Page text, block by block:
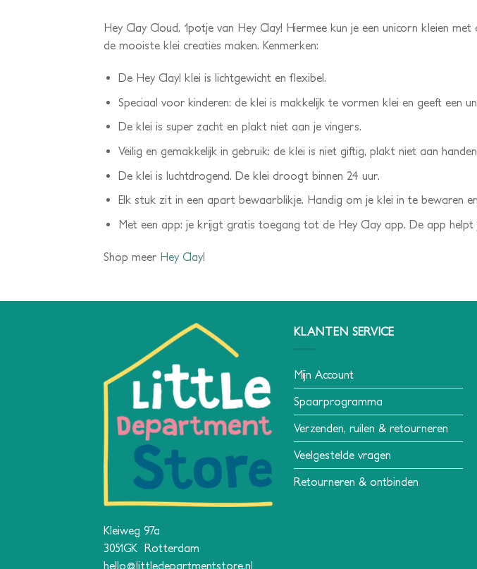
Hey Clay Cloud. 1potje van Hey Clay! Hiermee kun je een unicorn kleien
de mooiste klei creaties maken. Kenmerken:
De Hey Clay! klei is lichtgewicht en flexibel.
Speciaal voor kinderen: de klei is makkelijk te vormen klei en geeft een
De klei is super zacht en plakt niet aan je vingers.
Veilig en gemakkelijk in gebruik: de klei is niet giftig, plakt niet aan
De klei is luchtdrogend. De klei droogt binnen 24 uur.
Elk stuk zit in een apart bewaarblikje. Handig om je klei in te bewaren
Met een app: je krijgt gratis toegang tot de Hey Clay app. De app
Shop meer Hey Clay!
Kleiweg 97a
3051GK Rotterdam
hello@littledepartmentstore.nl
KLANTEN SERVICE
Mijn Account
Spaarprogramma
Verzenden, ruilen & retourneren
Veelgestelde vragen
Retourneren & ontbinden